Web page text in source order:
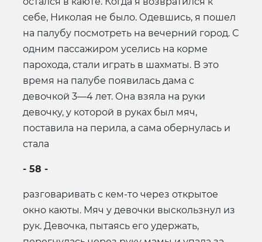
себе, Николая не было. Одевшись, я пошел
на палубу посмотреть на вечерний город. С
одним пассажиром уселись на корме
парохода, стали играть в шахматы. В это
время на палубе появилась дама с
девочкой 3—4 лет. Она взяла на руки
девочку, у которой в руках был мяч,
поставила на перила, а сама обернулась и
стала
- 58 -
разговаривать с кем-то через открытое
окно каюты. Мяч у девочки выскользнул из
рук. Девочка, пытаясь его удержать,